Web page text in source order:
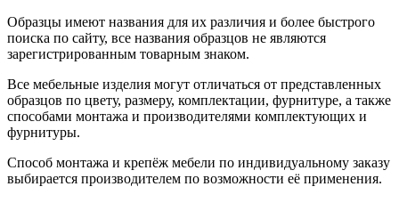
Образцы имеют названия для их различия и более быстрого
поиска по сайту, все названия образцов не являются
зарегистрированным товарным знаком.
Все мебельные изделия могут отличаться от представленных
образцов по цвету, размеру, комплектации, фурнитуре, а также
способами монтажа и производителями комплектующих и
фурнитуры.
Способ монтажа и крепёж мебели по индивидуальному заказу
выбирается производителем по возможности её применения.